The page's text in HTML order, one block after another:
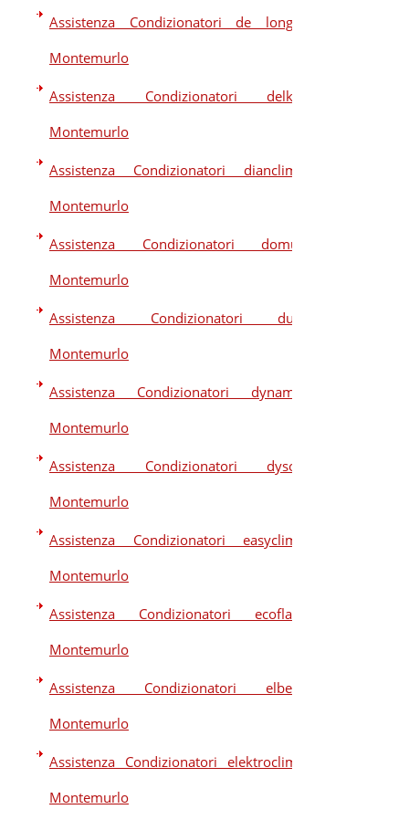
Assistenza Condizionatori de longhi
Montemurlo
Assistenza Condizionatori delkin
Montemurlo
Assistenza Condizionatori dianclima
Montemurlo
Assistenza Condizionatori domus
Montemurlo
Assistenza Condizionatori dual
Montemurlo
Assistenza Condizionatori dynamic
Montemurlo
Assistenza Condizionatori dyson
Montemurlo
Assistenza Condizionatori easyclima
Montemurlo
Assistenza Condizionatori ecoflam
Montemurlo
Assistenza Condizionatori elberg
Montemurlo
Assistenza Condizionatori elektroclima
Montemurlo